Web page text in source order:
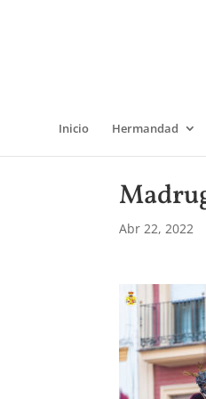
Inicio Hermandad
Abr 22, 2022